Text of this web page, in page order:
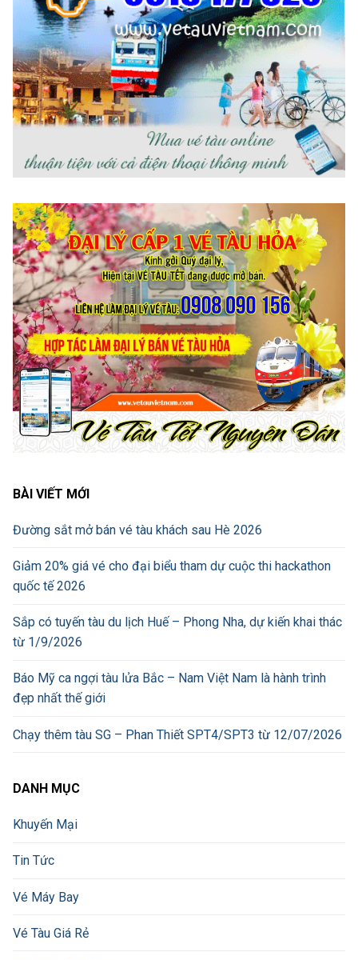
BÀI VIẾT MỚI
Đường sắt mở bán vé tàu khách sau Hè 2026
Giảm 20% giá vé cho đại biểu tham dự cuộc thi hackathon
quốc tế 2026
Sắp có tuyến tàu du lịch Huế – Phong Nha, dự kiến khai thác
từ 1/9/2026
Báo Mỹ ca ngợi tàu lửa Bắc – Nam Việt Nam là hành trình
đẹp nhất thế giới
Chạy thêm tàu SG – Phan Thiết SPT4/SPT3 từ 12/07/2026
DANH MỤC
Khuyến Mại
Tin Tức
Vé Máy Bay
Vé Tàu Giá Rẻ